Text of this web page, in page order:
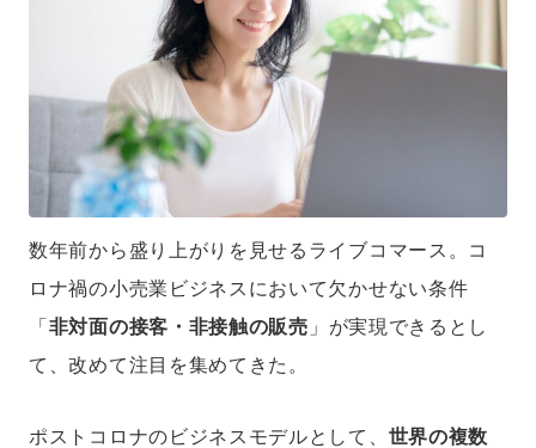
数年前から盛り上がりを見せるライブコマース。コ
ロナ禍の小売業ビジネスにおいて欠かせない条件
「 非対面の接客・非接触の販売 」が実現できるとし
て、改めて注目を集めてきた。
ポストコロナのビジネスモデルとして、 世界の複数